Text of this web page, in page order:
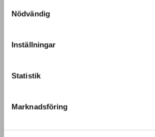
Nödvändig
Inställningar
Statistik
Marknadsföring
Kundundersökning